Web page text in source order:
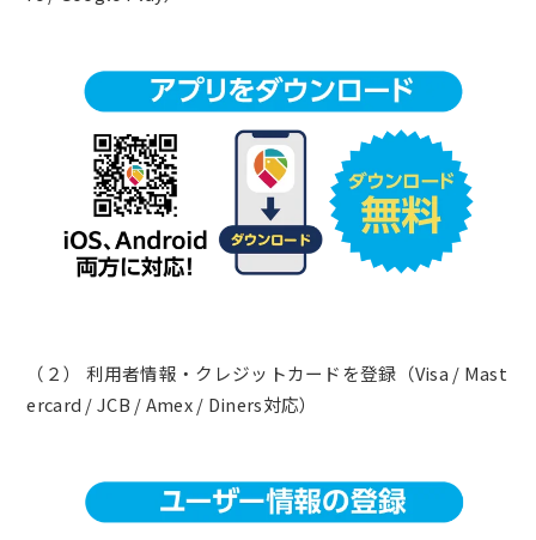
（２） 利用者情報・クレジットカードを登録（Visa / Mast
ercard / JCB / Amex / Diners対応）